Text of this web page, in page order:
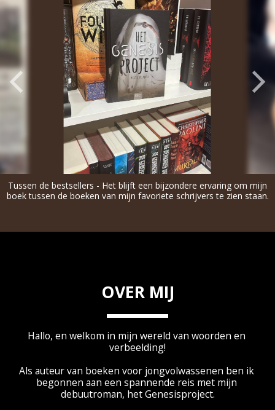
Tussen de bestsellers - Het blijft een bijzondere ervaring om mijn
boek tussen de boeken van mijn favoriete schrijvers te zien staan.
OVER MIJ
Hallo, en welkom in mijn wereld van woorden en
verbeelding!
Als auteur van boeken voor jongvolwassenen ben ik
begonnen aan een spannende reis met mijn
debuutroman, het Genesisproject.